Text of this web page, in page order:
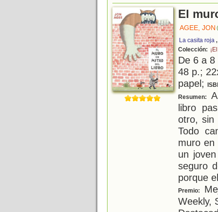
El
AGEE, JON
La casita roja
Colección:
De 6 a
48 p.;
papel;
Resumen:
libro
otro, sin
Todo
muro en
un
seguro
porque el
Premio:
Weekly,